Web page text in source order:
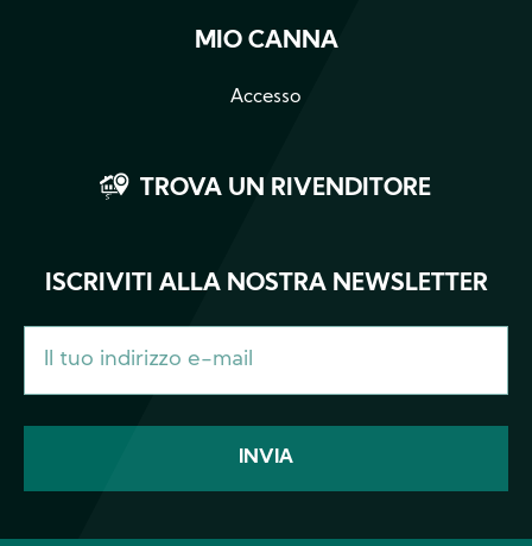
MIO CANNA
Accesso
TROVA UN RIVENDITORE
ISCRIVITI ALLA NOSTRA NEWSLETTER